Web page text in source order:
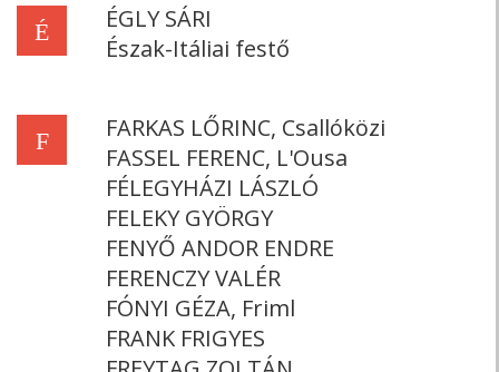
É
ÉGLY SÁRI
Észak-Itáliai festő
F
FARKAS LŐRINC, Csallóközi
FASSEL FERENC, L'Ousa
FÉLEGYHÁZI LÁSZLÓ
FELEKY GYÖRGY
FENYŐ ANDOR ENDRE
FERENCZY VALÉR
FÓNYI GÉZA, Friml
FRANK FRIGYES